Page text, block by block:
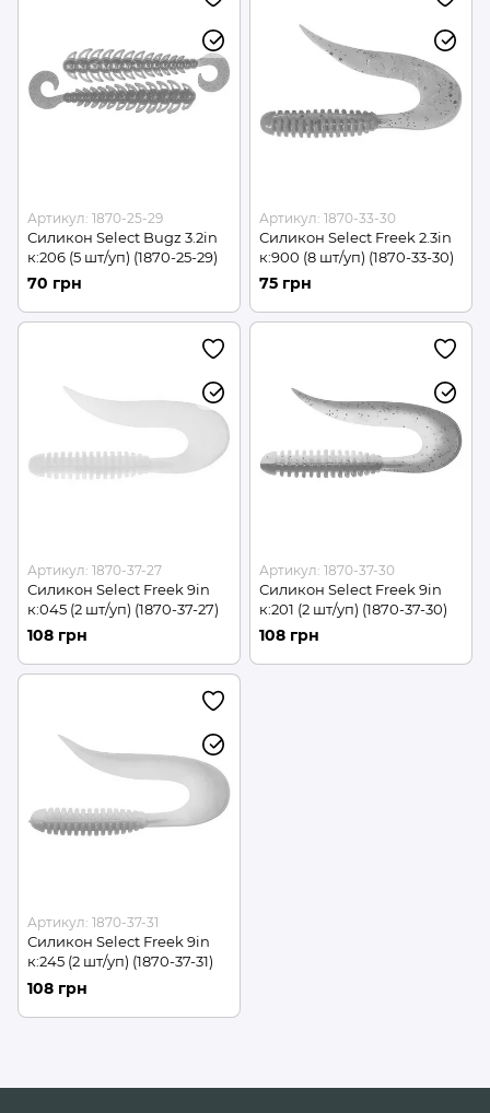
Артикул: 1870-25-29
Силикон Select Bugz 3.2in
к:206 (5 шт/уп) (1870-25-29)
70 грн
Артикул: 1870-33-30
Силикон Select Freek 2.3in
к:900 (8 шт/уп) (1870-33-30)
75 грн
Артикул: 1870-37-27
Силикон Select Freek 9in
к:045 (2 шт/уп) (1870-37-27)
108 грн
Артикул: 1870-37-30
Силикон Select Freek 9in
к:201 (2 шт/уп) (1870-37-30)
108 грн
Артикул: 1870-37-31
Силикон Select Freek 9in
к:245 (2 шт/уп) (1870-37-31)
108 грн